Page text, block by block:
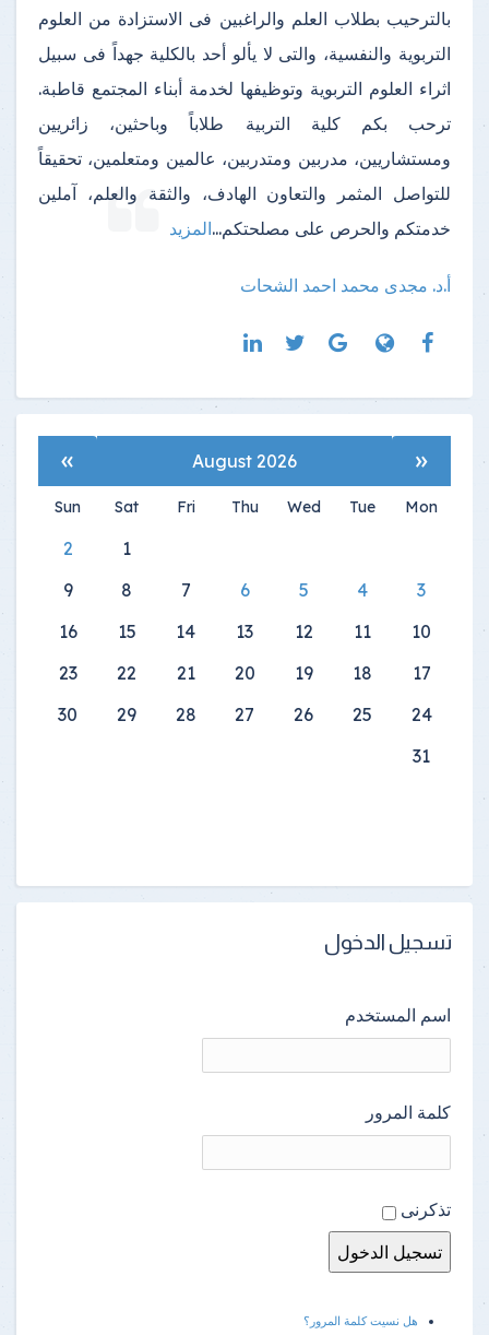
بالترحيب بطلاب العلم والراغبين فى الاستزادة من العلوم
التربوية والنفسية، والتى لا يألو أحد بالكلية جهداً فى سبيل
اثراء العلوم التربوية وتوظيفها لخدمة أبناء المجتمع قاطبة.
ترحب بكم كلية التربية طلاباً وباحثين، زائريين
ومستشاريين، مدربين ومتدربين، عالمين ومتعلمين، تحقيقاً
للتواصل المثمر والتعاون الهادف، والثقة والعلم، آملين
خدمتكم والحرص على مصلحتكم...المزيد
أ.د. مجدى محمد احمد الشحات
«
August 2026
»
Mon
Tue
Wed
Thu
Fri
Sat
Sun
1
2
3
4
5
6
7
8
9
10
11
12
13
14
15
16
17
18
19
20
21
22
23
24
25
26
27
28
29
30
31
تسجيل الدخول
اسم المستخدم
كلمة المرور
تذكرنى
هل نسيت كلمة المرور؟